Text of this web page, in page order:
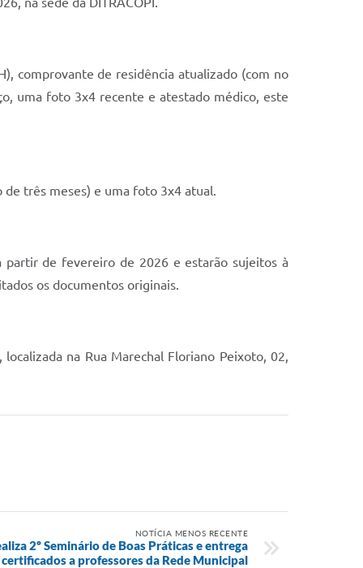
comprovante de residência atualizado (com no
uma foto 3x4 recente e atestado médico, este
de três meses) e uma foto 3x4 atual.
partir de fevereiro de 2026 e estarão sujeitos à
os documentos originais.
na Rua Marechal Floriano Peixoto, 02,
NOTÍCIA MENOS RECENTE
2º Seminário de Boas Práticas e entrega
certificados a professores da Rede Municipal